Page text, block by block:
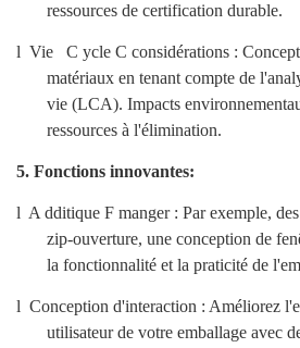
ressources de certification durable.
l Vie C ycle C considérations :
matériaux en tenant compte de
vie (LCA). Impacts
ressources à l'élimination.
5. Fonctions innovantes:
l A dditique F manger : Par exemple,
zip-ouverture, une conception de
la fonctionnalité et la praticité de
l Conception d'interaction : Améliorez
utilisateur de votre emballage avec